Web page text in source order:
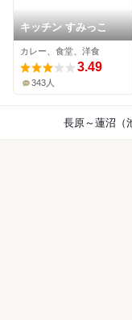
キッチン すみっこ
カレー、食堂、洋食
3.49
343人